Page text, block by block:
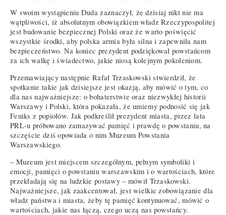
W swoim wystąpieniu Duda zaznaczył, że dzisiaj nikt nie ma
wątpliwości, iż absolutnym obowiązkiem władz Rzeczypospolitej
jest budowanie bezpiecznej Polski oraz że warto poświęcić
wszystkie środki, aby polska armia była silna i zapewniła nam
bezpieczeństwo. Na koniec prezydent podziękował powstańcom
za ich walkę i świadectwo, jakie niosą kolejnym pokoleniom.
Przemawiający następnie Rafał Trzaskowski stwierdził, że
spotkanie takie jak dzisiejsze jest okazją, aby mówić o tym, co
dla nas najważniejsze: o bohaterstwie oraz niezwykłej historii
Warszawy i Polski, która pokazała, że umiemy podnosić się jak
Feniks z popiołów. Jak podkreślił prezydent miasta, przez lata
PRL-u próbowano zamazywać pamięć i prawdę o powstaniu, na
szczęście dziś opowiada o nim Muzeum Powstania
Warszawskiego.
– Muzeum jest miejscem szczególnym, pełnym symboliki i
emocji, pamięci o powstaniu warszawskim i o wartościach, które
przekładają się na ludzkie postawy – mówił Trzaskowski.
Najważniejsze, jak zaakcentował, jest wielkie zobowiązanie dla
władz państwa i miasta, żeby tę pamięć kontynuować, mówić o
wartościach, jakie nas łączą, czego uczą nas powstańcy.